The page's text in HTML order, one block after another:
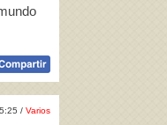
/ Varios